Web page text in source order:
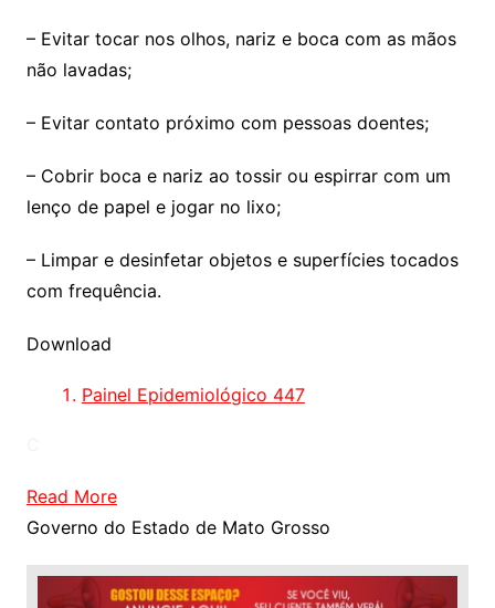
– Evitar tocar nos olhos, nariz e boca com as mãos
não lavadas;
– Evitar contato próximo com pessoas doentes;
– Cobrir boca e nariz ao tossir ou espirrar com um
lenço de papel e jogar no lixo;
– Limpar e desinfetar objetos e superfícies tocados
com frequência.
Download
Painel Epidemiológico 447
Read More
Governo do Estado de Mato Grosso